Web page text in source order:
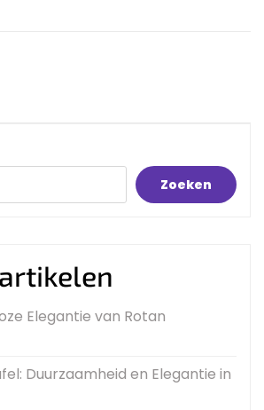
Zoeken
Elegantie van Rotan
Duurzaamheid en Elegantie in